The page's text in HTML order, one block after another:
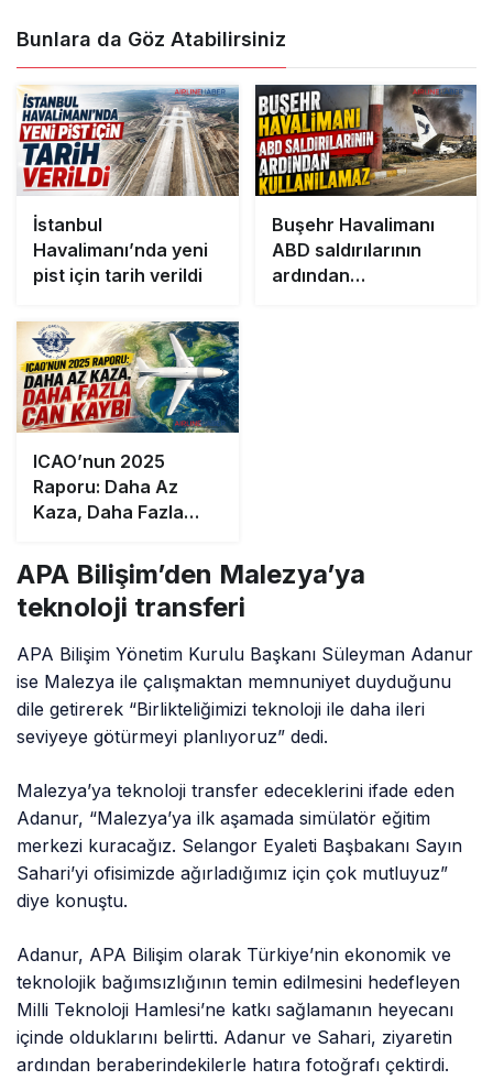
Bunlara da Göz Atabilirsiniz
İstanbul
Havalimanı’nda yeni
pist için tarih verildi
Buşehr Havalimanı
ABD saldırılarının
ardından
ICAO’nun 2025
Raporu: Daha Az
Kaza, Daha Fazla
APA Bilişim’den Malezya’ya
teknoloji transferi
APA Bilişim Yönetim Kurulu Başkanı Süleyman Adanur
ise Malezya ile çalışmaktan memnuniyet duyduğunu
dile getirerek “Birlikteliğimizi teknoloji ile daha ileri
seviyeye götürmeyi planlıyoruz” dedi.
Malezya’ya teknoloji transfer edeceklerini ifade eden
Adanur, “Malezya’ya ilk aşamada simülatör eğitim
merkezi kuracağız. Selangor Eyaleti Başbakanı Sayın
Sahari’yi ofisimizde ağırladığımız için çok mutluyuz”
diye konuştu.
Adanur, APA Bilişim olarak Türkiye’nin ekonomik ve
teknolojik bağımsızlığının temin edilmesini hedefleyen
Milli Teknoloji Hamlesi’ne katkı sağlamanın heyecanı
içinde olduklarını belirtti. Adanur ve Sahari, ziyaretin
ardından beraberindekilerle hatıra fotoğrafı çektirdi.